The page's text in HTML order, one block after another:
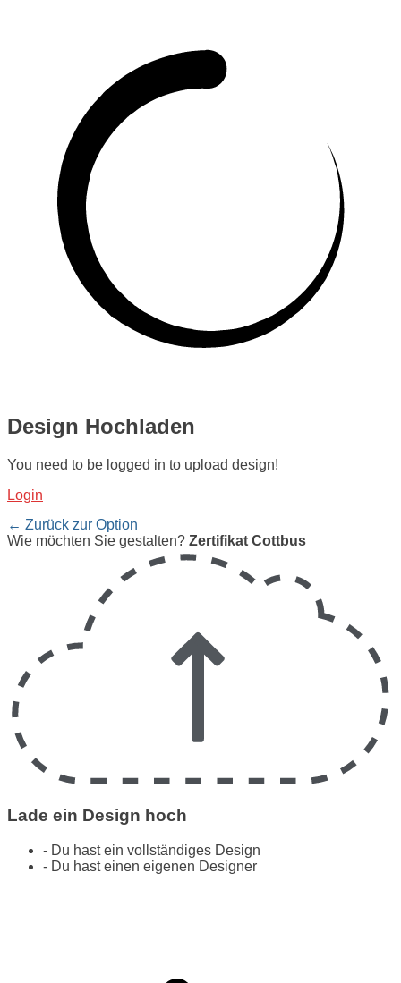
Design Hochladen
You need to be logged in to upload design!
Login
← Zurück zur Option
Wie möchten Sie gestalten? Zertifikat Cottbus
Lade ein Design hoch
- Du hast ein vollständiges Design
- Du hast einen eigenen Designer